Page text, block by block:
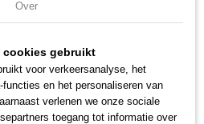
rand.
Over
cookies gebruikt
voor verkeersanalyse, het
en het personaliseren van
verlenen we onze sociale
toegang tot informatie over